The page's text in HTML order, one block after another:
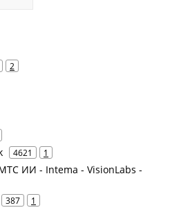
2
4621 1
ИИ - Intema - VisionLabs -
387 1